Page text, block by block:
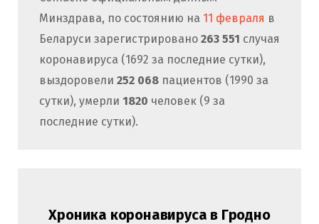
Минздрава, по состоянию на 11 февраля в
Беларуси зарегистрировано 263 551 случая
коронавируса (1692 за последние сутки),
выздоровели 252 068 пациентов (1990 за
сутки), умерли 1820 человек (9 за
последние сутки).
Хроника коронавируса в Гродно